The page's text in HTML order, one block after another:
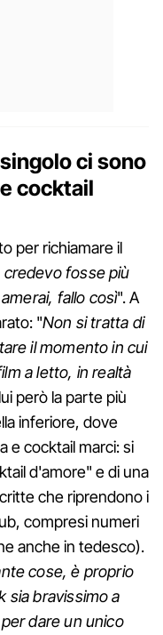
ci sono
cocktail
per richiamare il
credevo fosse più
fallo così". A
"Non si tratta di
il momento in cui
a letto, in realtà
però la parte più
inferiore, dove
e cocktail marci: si
d'amore" e di una
che riprendono i
compresi numeri
anche in tedesco).
cose, è proprio
sia bravissimo a
dare un unico